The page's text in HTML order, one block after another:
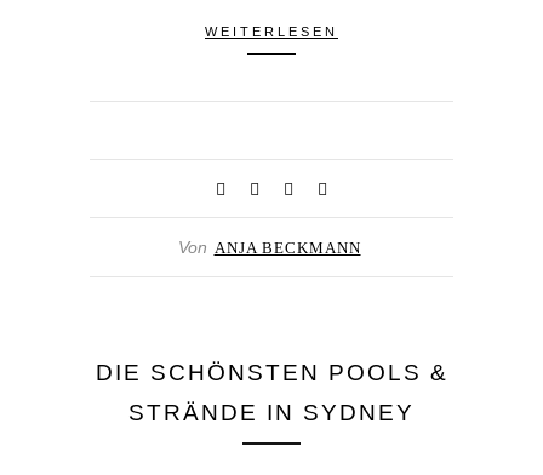
WEITERLESEN
Von ANJA BECKMANN
DIE SCHÖNSTEN POOLS &
STRÄNDE IN SYDNEY